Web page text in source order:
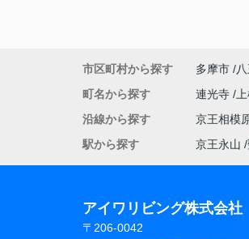
市区町村から探す 多摩市
町名から探す
連光寺
沿線から探す
京王相模
駅から探す
京王永山
アイワリビング株式会社
〒206-0042